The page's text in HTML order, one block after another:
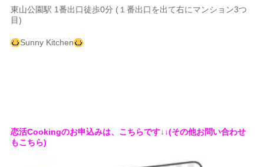
東山公園駅 1番出口徒歩0分 (１番出口を出て右にマンション3つ
目)
Sunny Kitchen
恋活Cookingのお申込みは、こちらです↓↓(その他お問い合わせ
もこちら)